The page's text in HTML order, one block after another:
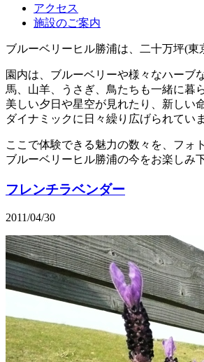
アクセス
施設のご案内
ブルーベリーヒル勝浦は、二十万坪(東
園内は、ブルーベリーや様々なハーブ
馬、山羊、うさぎ、鳥たちも一緒に暮
美しい夕日や星空が見れたり、新しい
ダイナミックに日々繰り広げられていま
ここで体験できる魅力の数々を、フォ
ブルーベリーヒル勝浦の今をお楽しみ
フレンチラベンダー
2011/04/30